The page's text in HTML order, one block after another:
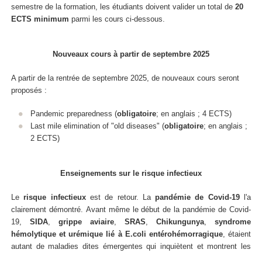
semestre de la formation, les étudiants doivent valider un total de 20
ECTS minimum parmi les cours ci-dessous.
Nouveaux cours à partir de septembre 2025
A partir de la rentrée de septembre 2025, de nouveaux cours seront
proposés :
Pandemic preparedness (obligatoire; en anglais ; 4 ECTS)
Last mile elimination of "old diseases" (obligatoire; en anglais ;
2 ECTS)
Enseignements sur le risque infectieux
Lerisque infectieuxest de retour. Lapandémie de Covid-19l'a
clairement démontré. Avant même le début de la pandémie de Covid-
19, SIDA grippe aviaire SRAS Chikungunya
syndrome
hémolytique et urémique lié à E.coli entérohémorragique, étaient
autant de maladies dites émergentes qui inquiètent et montrent les